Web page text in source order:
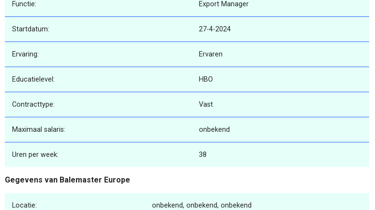
Functie: Export Manager
Startdatum: 27-4-2024
Ervaring: Ervaren
Educatielevel: HBO
Contracttype: Vast
Maximaal salaris: onbekend
Uren per week: 38
Gegevens van Balemaster Europe
Locatie: onbekend, onbekend, onbekend